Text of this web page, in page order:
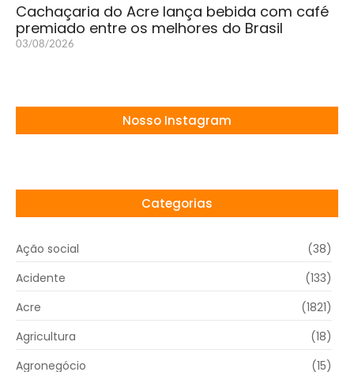
Cachaçaria do Acre lança bebida com café
premiado entre os melhores do Brasil
03/08/2026
Nosso Instagram
Categorias
Ação social
(38)
Acidente
(133)
Acre
(1821)
Agricultura
(18)
Agronegócio
(15)